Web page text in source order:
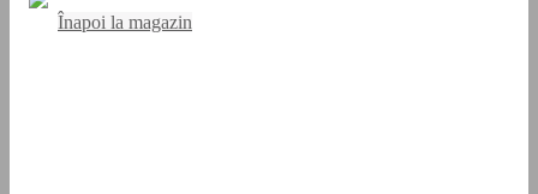
Înapoi la magazin